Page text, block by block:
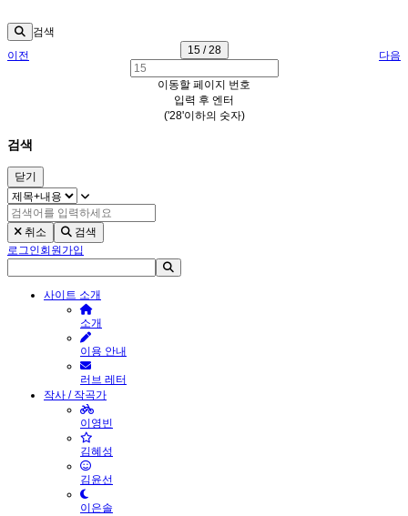
검색
이전
15 / 28
이동할 페이지 번호
입력 후 엔터
('28'이하의 숫자)
다음
검색
닫기
취소
검색
로그인회원가입
사이트 소개
소개
이용 안내
러브 레터
작사 / 작곡가
이영빈
김혜성
김윤선
이은솔